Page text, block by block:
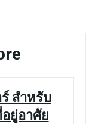
สำหรับ
ยู่อาศัย